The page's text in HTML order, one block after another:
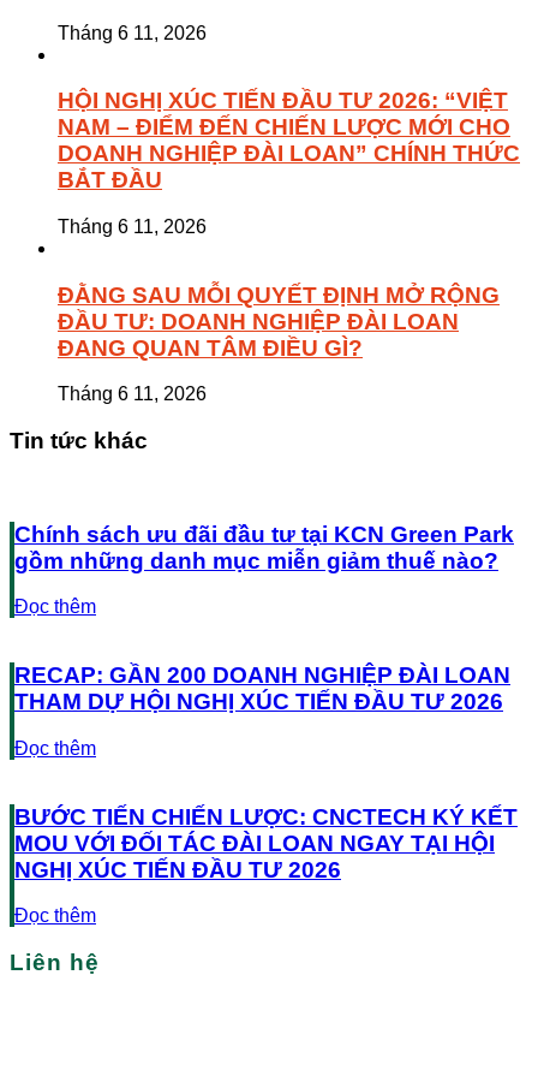
Tháng 6 11, 2026
HỘI NGHỊ XÚC TIẾN ĐẦU TƯ 2026: “VIỆT
NAM – ĐIỂM ĐẾN CHIẾN LƯỢC MỚI CHO
DOANH NGHIỆP ĐÀI LOAN” CHÍNH THỨC
BẮT ĐẦU
Tháng 6 11, 2026
ĐẰNG SAU MỖI QUYẾT ĐỊNH MỞ RỘNG
ĐẦU TƯ: DOANH NGHIỆP ĐÀI LOAN
ĐANG QUAN TÂM ĐIỀU GÌ?
Tháng 6 11, 2026
Tin tức khác
Chính sách ưu đãi đầu tư tại KCN Green Park
gồm những danh mục miễn giảm thuế nào?
Đọc thêm
RECAP: GẦN 200 DOANH NGHIỆP ĐÀI LOAN
THAM DỰ HỘI NGHỊ XÚC TIẾN ĐẦU TƯ 2026
Đọc thêm
BƯỚC TIẾN CHIẾN LƯỢC: CNCTECH KÝ KẾT
MOU VỚI ĐỐI TÁC ĐÀI LOAN NGAY TẠI HỘI
NGHỊ XÚC TIẾN ĐẦU TƯ 2026
Đọc thêm
Liên hệ